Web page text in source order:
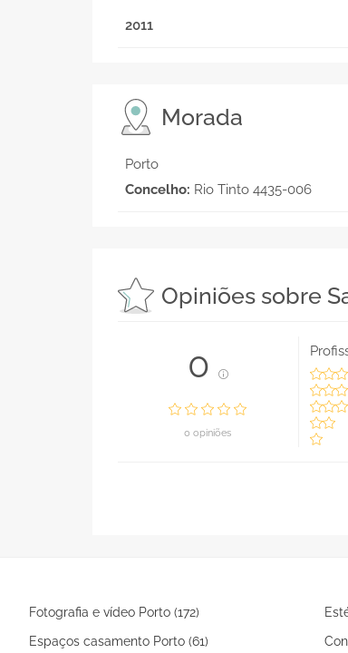
2011
Morada
Porto
Concelho: Rio Tinto 4435-006
Opiniões sobre
0
0 opiniões
Fotografia e vídeo Porto (172)
Espaços casamento Porto (61)